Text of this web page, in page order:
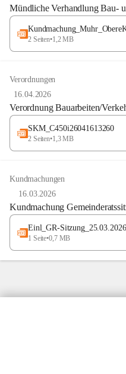
Mündliche Verhandlung Bau-
2 Seiten•1,2 MB
Verordnungen
16.04.2026
Verordnung Bauarbeiten/
SKM_C450i26041613260
2 Seiten•1,3 MB
Kundmachungen
16.03.2026
Kundmachung
Einl_GR-Sitzung_25.03.2026
1 Seite•0,7 MB